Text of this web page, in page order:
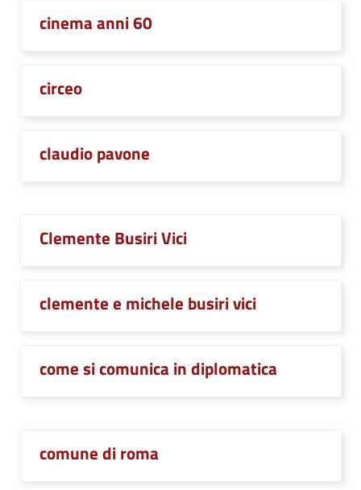
cinema anni 60
circeo
claudio pavone
Clemente Busiri Vici
clemente e michele busiri vici
come si comunica in diplomatica
comune di roma